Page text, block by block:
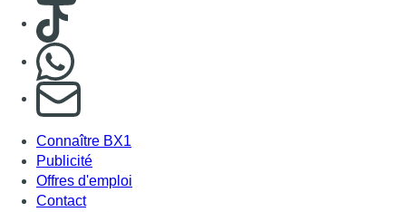
Consulter TikTok
S'abonner à notre newsletter
Connaître BX1
Publicité
Offres d'emploi
Contact